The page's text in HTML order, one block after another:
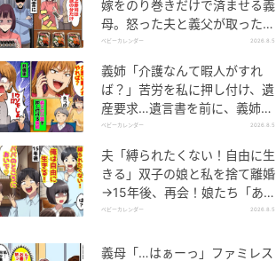
嫁をのり巻きだけで済ませる義
母。怒った夫と義父が取った行
動とは
ベビーカレンダー 2026.8.5
義姉「介護なんて暇人がすれ
ば？」苦労を私に押し付け、遺
産要求…遺言書を前に、義姉が
顔面蒼白のワケ
ベビーカレンダー 2026.8.5
夫「縛られたくない！自由に生
きる」双子の娘と私を捨て離婚
→15年後、再会！娘たち「あん
た誰？」論破された元夫は
ベビーカレンダー 2026.8.5
義母「…はぁーっ」ファミレス